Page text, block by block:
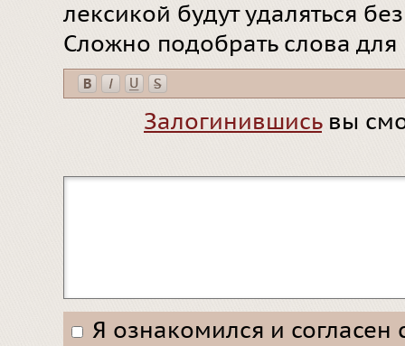
лексикой будут удаляться
Сложно подобрать слова
Залогинившисьвы
Я ознакомился и согласен